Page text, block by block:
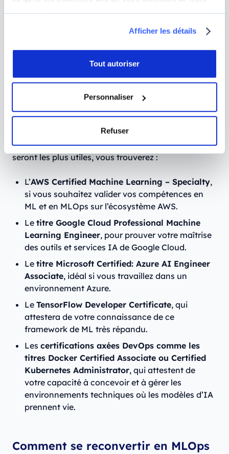
Afficher les détails
Tout autoriser
Personnaliser
Refuser
Certifications essentielles pour
le marché de l’emploi ? Alors il est dans votre intérêt
certifications reconnues en IA
notamment en MLOps. En plus de prouver votre
expertise, elles rassureront les recruteurs qui
peuvent avoir du mal à trouver des talents, tant ce
métier est récent. Parmi les certifications qui vous
seront les plus utiles, vous trouverez :
L’AWS Certified Machine Learning – Specialty,
si vous souhaitez valider vos compétences en
ML et en MLOps sur l’écosystème AWS.
Le titre Google Cloud Professional Machine
Learning Engineer, pour prouver votre maîtrise
des outils et services IA de Google Cloud.
Le titre Microsoft Certified: Azure AI Engineer
Associate, idéal si vous travaillez dans un
environnement Azure.
Le TensorFlow Developer Certificate, qui
attestera de votre connaissance de ce
framework de ML très répandu.
Les certifications axées DevOps comme les
titres Docker Certified Associate ou Certified
Kubernetes Administrator, qui attestent de
votre capacité à concevoir et à gérer les
environnements techniques où les modèles d’IA
prennent vie.
Comment se reconvertir en MLOps